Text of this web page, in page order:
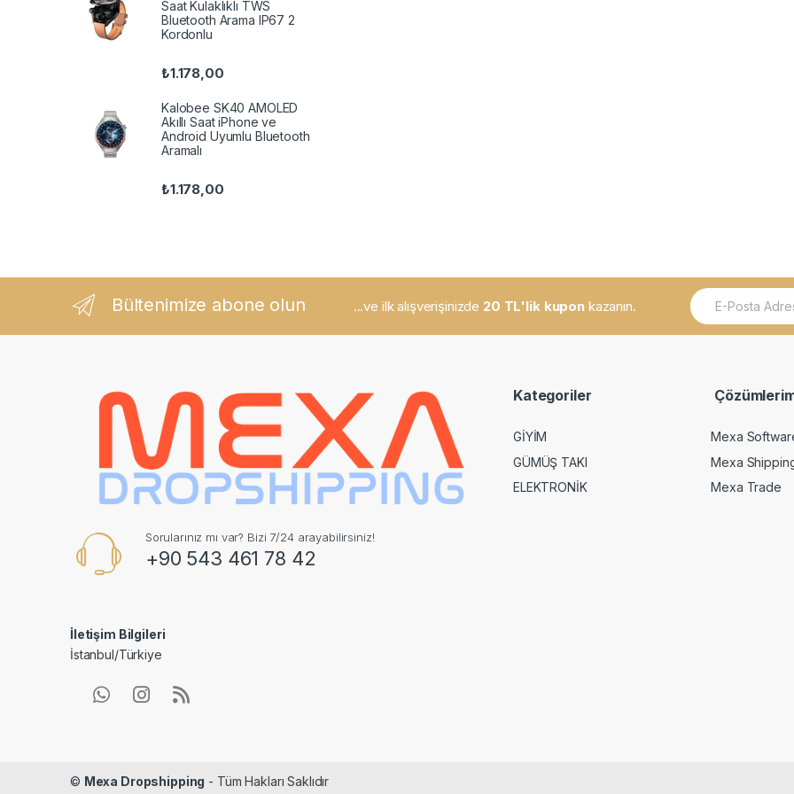
Saat Kulaklıklı TWS
Bluetooth Arama IP67 2
Kordonlu
₺1.178,00
Kalobee SK40 AMOLED
Akıllı Saat iPhone ve
Android Uyumlu Bluetooth
Aramalı
₺1.178,00
Bültenimize abone olun ...ve ilk alışverişinizde 20 TL'lik kuponkazanın.
E
m
Sorularınız mı var? Bizi 7/24 arayabilirsiniz!
+90 543 461 78 42
İletişim Bilgileri
İstanbul/Türkiye
Kategoriler
GİYİM
GÜMÜŞ TAKI
ELEKTRONİK
Mexa
Mexa
Mexa Trade
© Mexa Dropshipping - Tüm Hakları Saklıdır